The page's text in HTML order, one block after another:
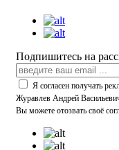
Подпишитесь на
Я согласен получать
Журавлев Андрей
Вы можете отозвать своё